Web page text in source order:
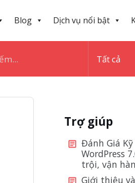
Blog Dịch vụ nổi bật
Trợ giúp
Đánh Giá
WordPress
trội, vận
Giới thiệu